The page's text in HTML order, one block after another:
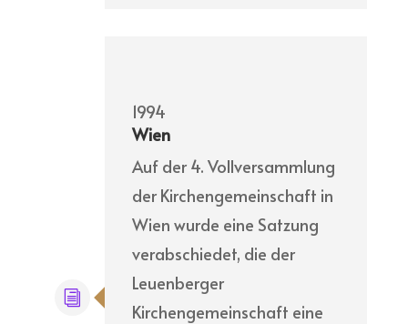
1994
Wien
Auf der 4. Vollversammlung
der Kirchengemeinschaft in
Wien wurde eine Satzung
verabschiedet, die der
Leuenberger
Kirchengemeinschaft eine